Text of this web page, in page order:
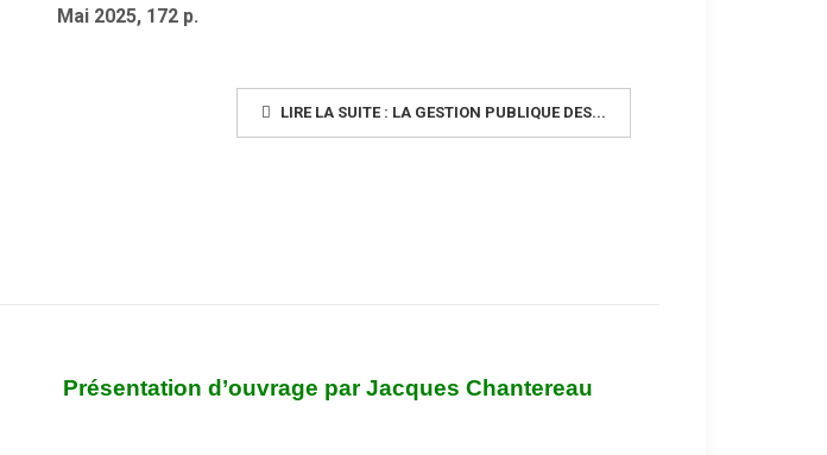
Mai 2025, 172 p.
LIRE LA SUITE : LA GESTION PUBLIQUE DES...
Présentation d’ouvrage par Jacques Chantereau